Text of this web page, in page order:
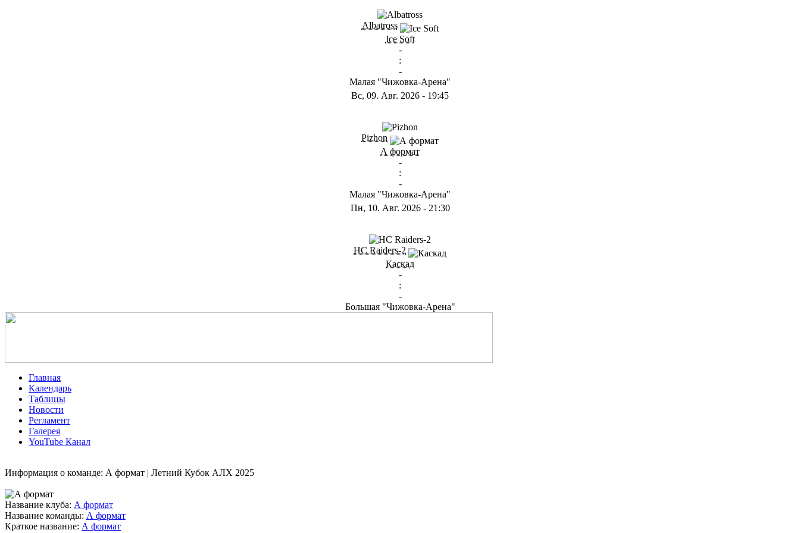
Albatross
Ice Soft
-
:
-
Малая "Чижовка-Арена"
Вс, 09. Авг. 2026 - 19:45
Pizhon
А формат
-
:
-
Малая "Чижовка-Арена"
Пн, 10. Авг. 2026- 21:30
HC Raiders-2
Каскад
-
:
-
Большая "Чижовка-Арена"
Главная
Календарь
Таблицы
Новости
Регламент
Галерея
YouTube Канал
Информация о команде: А формат | Летний Кубок АЛХ 2025
Название клуба: А формат
Название команды: А формат
Краткое название: А формат